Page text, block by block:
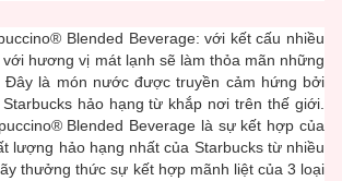
Blended Beverage: với kết cấu nhiều
hương vị mát lạnh sẽ làm thỏa mãn những
Đây là món nước được truyền cảm hứng bởi
hảo hạng từ khắp nơi trên thế giới.
Blended Beverage là sự kết hợp của
lượng hảo hạng nhất của Starbucks từ nhiều
thưởng thức sự kết hợp mãnh liệt của 3 loại